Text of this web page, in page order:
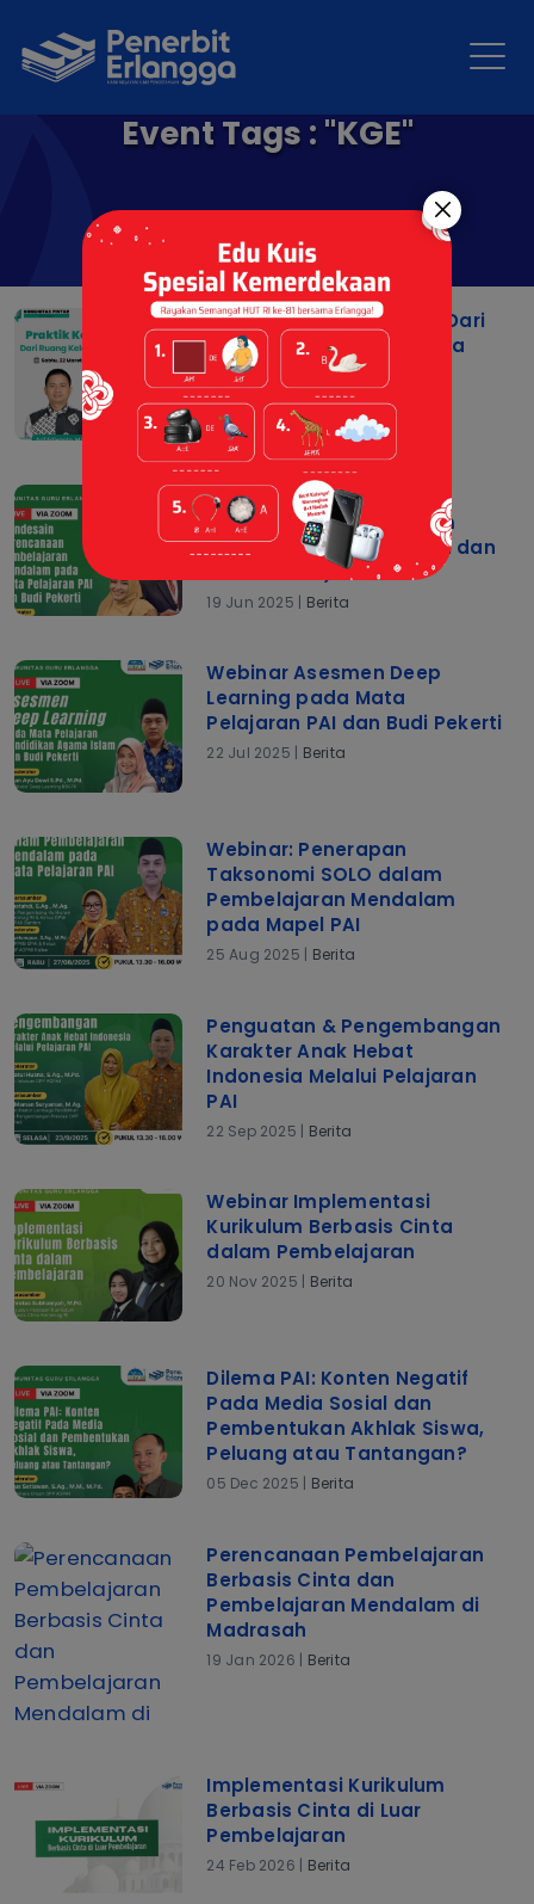
Event Tags : "KGE"
Praktik Kerja Lapangan: Dari
Ruang Kelas Menuju Dunia
Kerja
17 Mar 2025 |Berita
Mendesain Perencanaan
Pembelajaran Mendalam
pada Mata Pelajaran PAI dan
Budi Pekerti)
19 Jun 2025 | Berita
Webinar Asesmen Deep
Learning pada Mata
Pelajaran PAI dan Budi Pekerti
22 Jul 2025 | Berita
Webinar: Penerapan
Taksonomi SOLO dalam
Pembelajaran Mendalam
pada Mapel PAI
25 Aug 2025 | Berita
Penguatan & Pengembangan
Karakter Anak Hebat
Indonesia Melalui Pelajaran
PAI
22 Sep 2025 | Berita
Webinar Implementasi
Kurikulum Berbasis Cinta
dalam Pembelajaran
20 Nov 2025 | Berita
Dilema PAI: Konten Negatif
Pada Media Sosial dan
Pembentukan Akhlak Siswa,
Peluang atau Tantangan?
05 Dec 2025 | Berita
Perencanaan Pembelajaran
Berbasis Cinta dan
Pembelajaran Mendalam di
Madrasah
19 Jan 2026 | Berita
Implementasi Kurikulum
Berbasis Cinta di Luar
Pembelajaran
24 Feb 2026 | Berita